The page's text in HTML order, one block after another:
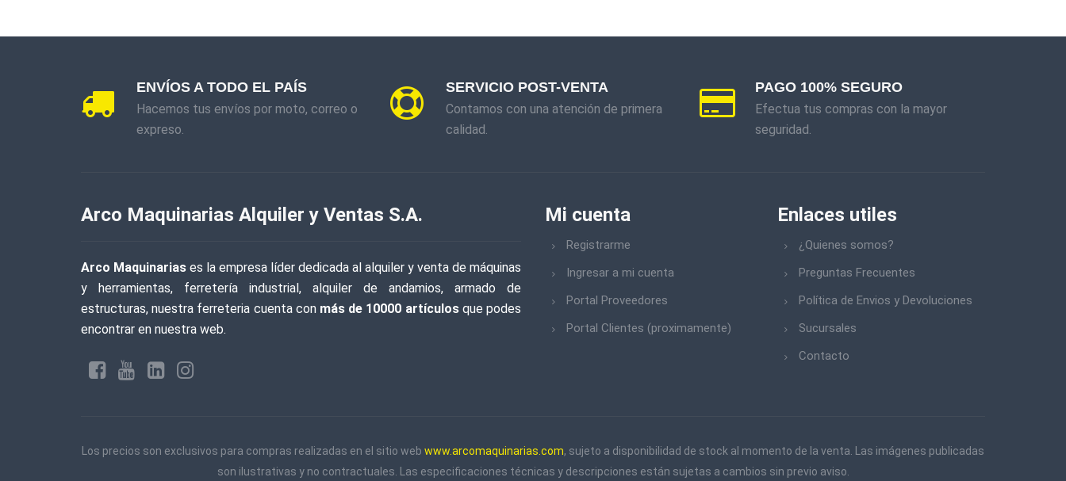
ENVÍOS A TODO EL PAÍS
Hacemos tus envíos por moto, correo o
expreso.
SERVICIO POST-VENTA
Contamos con una atención de primera
calidad.
PAGO 100% SEGURO
Efectua tus compras con la mayor
seguridad.
Arco Maquinarias Alquiler y Ventas S.A.
Arco Maquinarias es la empresa líder dedicada al alquiler y venta de máquinas
y herramientas, ferretería industrial, alquiler de andamios, armado de
estructuras, nuestra ferreteria cuenta con más de 10000 artículosque podes
encontrar en nuestra web.
Mi cuenta
Registrarme
Ingresar a mi cuenta
Portal Proveedores
Portal Clientes (proximamente)
Enlaces utiles
¿Quienes somos?
Preguntas Frecuentes
Política de Envios y Devoluciones
Sucursales
Contacto
Los precios son exclusivos para compras realizadas en el sitio web www.arcomaquinarias.com, sujeto a disponibilidad de stock al momento de la venta. Las imágenes publicadas
son ilustrativas y no contractuales. Las especificaciones técnicas y descripciones están sujetas a cambios sin previo aviso.